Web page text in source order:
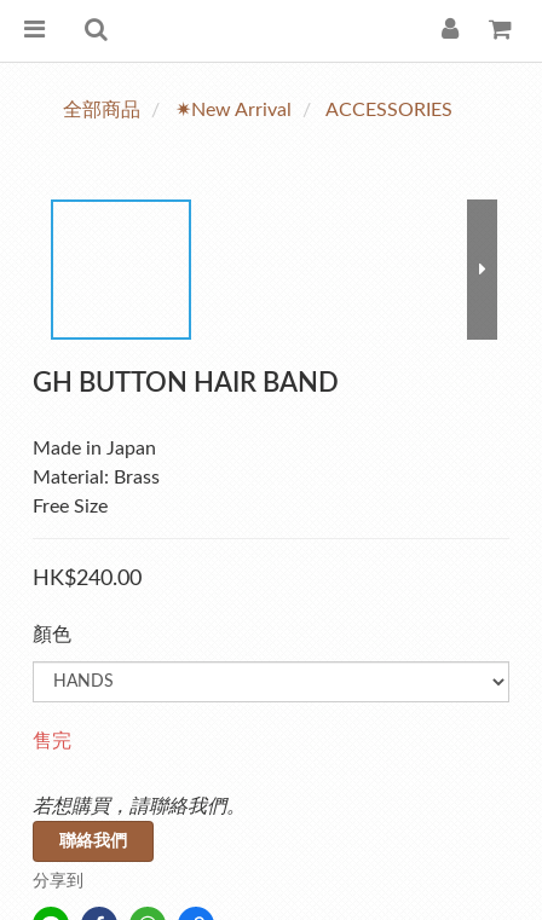
全部商品 ✷New Arrival ACCESSORIES
GH BUTTON HAIR BAND
Made in Japan
Material: Brass
Free Size
HK$240.00
顏色
售完
若想購買，請聯絡我們。
聯絡我們
分享到